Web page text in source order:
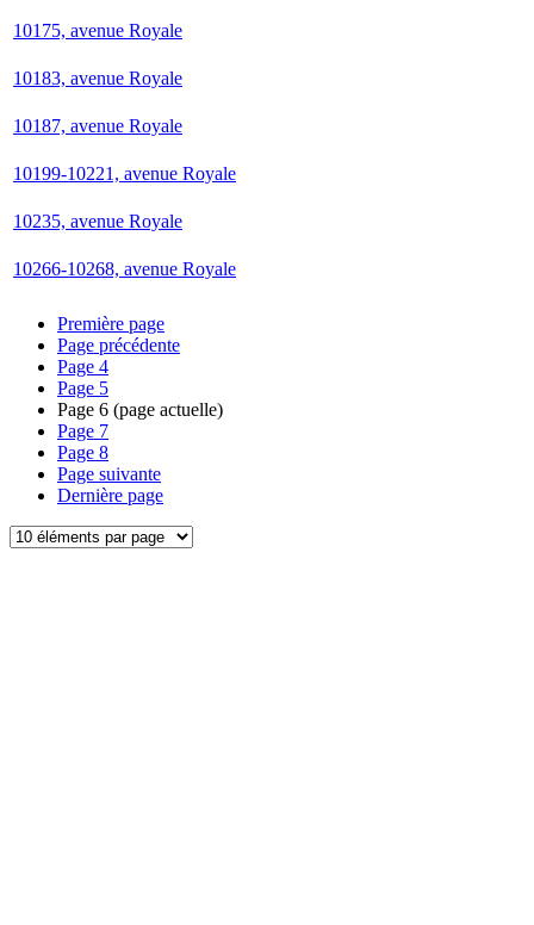
10175, avenue Royale
10183, avenue Royale
10187, avenue Royale
10199-10221, avenue Royale
10235, avenue Royale
10266-10268, avenue Royale
Première page
Page précédente
Page 4
Page 5
Page 6 (page actuelle)
Page 7
Page 8
Page suivante
Dernière page